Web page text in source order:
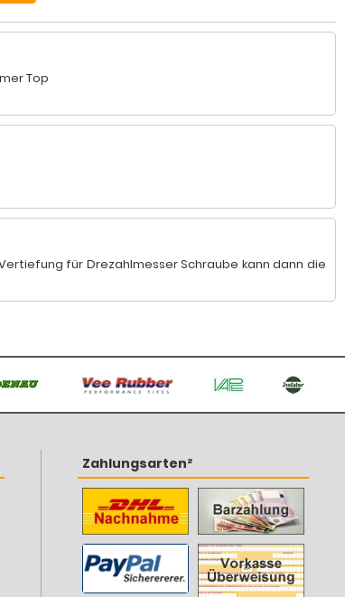
Top
für Drezahlmesser Schraube kann dann die
Zahlungsarten²